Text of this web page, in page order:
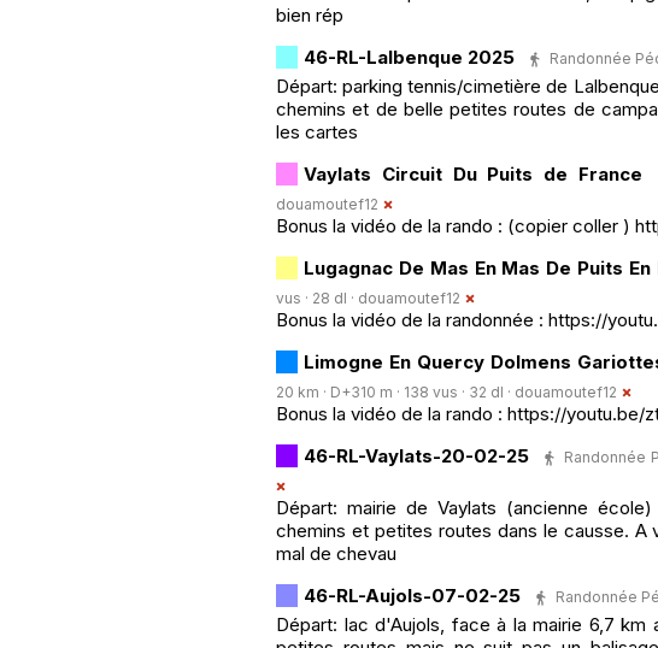
bien rép
46-RL-Lalbenque 2025
Randonnée
Départ: parking tennis/cimetière de
chemins et de belle petites routes de
les cartes
Vaylats Circuit Du Puits de France
douamoutef12
Bonus la vidéo de la rando : (copier coller )
Lugagnac De Mas En Mas De Puits En
vus · 28 dl · douamoutef12
Bonus la vidéo de la randonnée : https://
Limogne En Quercy Dolmens
20 km · D+310 m · 138 vus · 32 dl · douamoutef12
Bonus la vidéo de la rando : https://youtu.be/
46-RL-Vaylats-20-02-25
Randonnée
Départ: mairie de Vaylats (ancienne
chemins et petites routes dans le causse. A
mal de chevau
46-RL-Aujols-07-02-25
Randonnée
Départ: lac d'Aujols, face à la mairie 6,7